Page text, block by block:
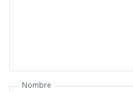
Nombre